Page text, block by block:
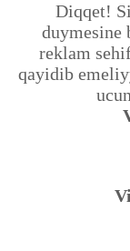
Diqqet!
duymesine
reklam
qayidib